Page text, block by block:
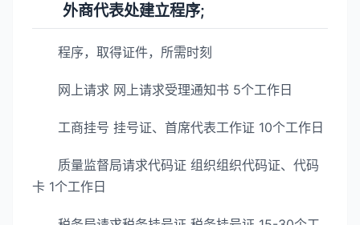
外商代表处建立程序;
程序，取得证件，所需时刻
网上请求 网上请求受理通知书 5个工作日
工商挂号 挂号证、首席代表工作证 10个工作日
质量监督局请求代码证 组织组织代码证、代码
卡 1个工作日